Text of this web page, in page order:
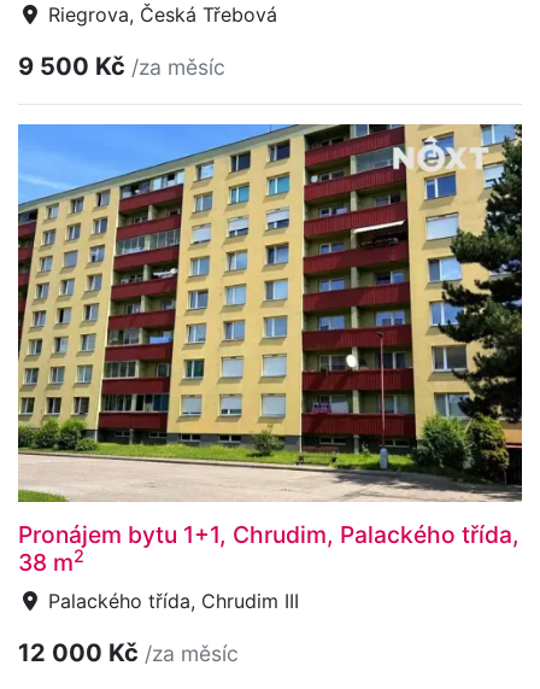
Riegrova, Česká Třebová
9 500 Kč /za měsíc
Pronájem bytu 1+1, Chrudim, Palackého třída,
38 m2
Palackého třída, Chrudim III
12 000 Kč /za měsíc